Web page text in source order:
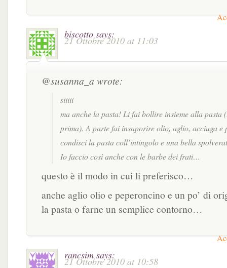
biscotto says:
21 Ottobre 2010 at 11:03
@susanna_a wrote:
siiiii
ma anche la pasta! Li fai bollire insieme alla pasta
prima). A parte fai insaporire olio, aglio, acciuga e
condisci la pasta coll’intingolo e una bella
Io faccio così anche con le barbe dei frati…
questo è il modo in cui li preferisco…
anche aglio olio e peperoncino e un po’ di
la pasta o farne un semplice contorno…
rancsim says:
21 Ottobre 2010 at 10:58